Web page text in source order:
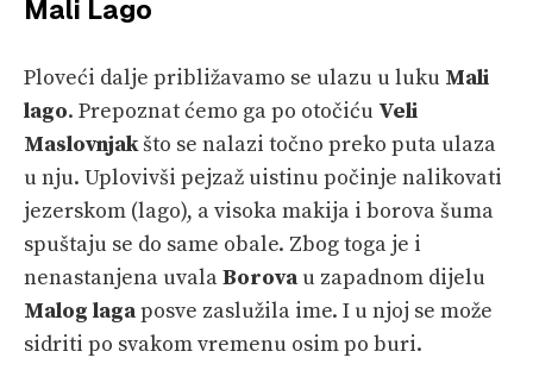
Mali Lago
Ploveći dalje približavamo se ulazu u luku Mali
lago. Prepoznat ćemo ga po otočiću Veli
Maslovnjakšto se nalazi točno preko puta ulaza
u nju. Uplovivši pejzaž uistinu počinje nalikovati
jezerskom (lago), a visoka makija i borova šuma
spuštaju se do same obale. Zbog toga je i
nenastanjena uvalaBorova u zapadnom dijelu
Malog lagaposve zaslužila ime. I u njoj se može
sidriti po svakom vremenu osim po buri.